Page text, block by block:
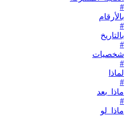
#
بالأرقام
#
بالتاريخ
#
شخصيات
#
لماذا
#
ماذا_بعد
#
ماذا_لو